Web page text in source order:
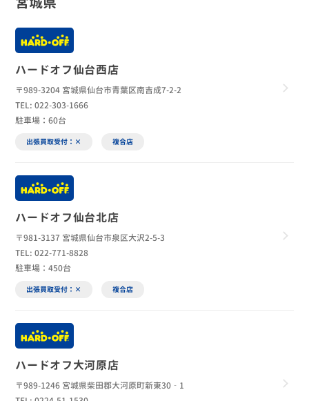
ハードオフ仙台西店
〒989-3204 宮城県仙台市青葉区南吉成7-2-2
TEL: 022-303-1666
駐車場：60台
出張買取受付：× 複合店
ハードオフ仙台北店
〒981-3137 宮城県仙台市泉区大沢2-5-3
TEL: 022-771-8828
駐車場：450台
出張買取受付：× 複合店
ハードオフ大河原店
〒989-1246 宮城県柴田郡大河原町新東30‐1